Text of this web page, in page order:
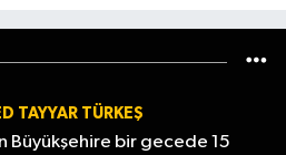
TAYYAR TÜRKEŞ
Büyükşehire bir gecede 15